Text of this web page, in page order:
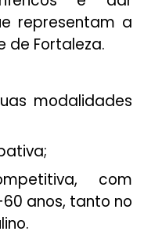
representam a
de Fortaleza.
modalidades
com
anos, tanto no